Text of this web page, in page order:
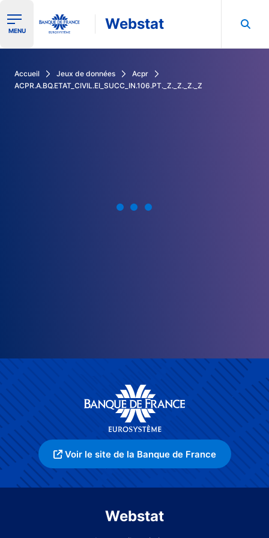
Ouvrir le menu de navigation
MENU Webstat
Accueil Jeux de données
Acpr
ACPR.A.BQ.ETAT_CIVIL.EI_SUCC_IN.106.PT._Z._Z._Z._Z
Voir le site de la Banque de France
Webstat